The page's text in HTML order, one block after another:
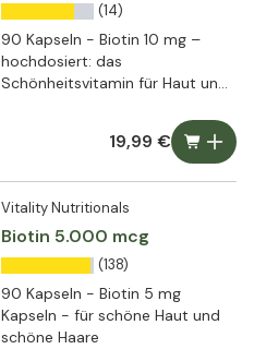
(14)
90 Kapseln - Biotin 10 mg –
hochdosiert: das
Schönheitsvitamin für Haut und
19,99 €
Vitality Nutritionals
Biotin 5.000 mcg
(138)
90 Kapseln - Biotin 5 mg
Kapseln - für schöne Haut und
schöne Haare